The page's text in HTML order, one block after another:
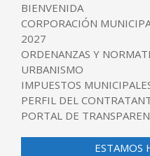
BIENVENIDA
CORPORACIÓN
2027
ORDENANZAS Y
URBANISMO
IMPUESTOS
PERFIL DEL
PORTAL DE
ESTAMOS